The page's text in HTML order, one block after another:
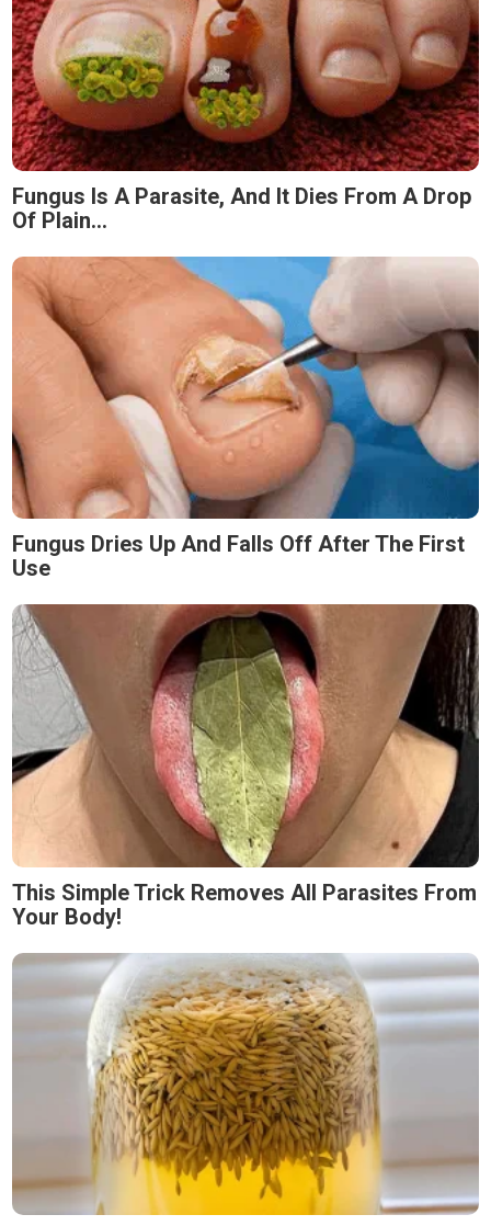
Fungus Is A Parasite, And It Dies From A Drop
Of Plain...
Fungus Dries Up And Falls Off After The First
Use
This Simple Trick Removes All Parasites From
Your Body!